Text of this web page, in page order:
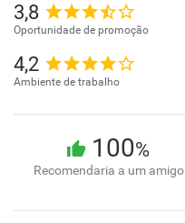
3,8
Oportunidade de promoção
4,2
Ambiente de trabalho
100%
Recomendaria a um amigo